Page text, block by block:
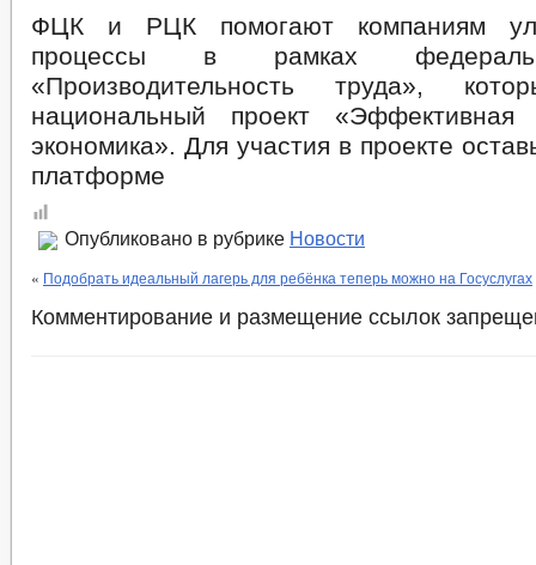
ФЦК и РЦК помогают компаниям
процессы в рамках
«Производительность труда»,
национальный проект «Эффективная
экономика». Для участия в проекте
платформе
Опубликовано в рубрике Новости
« Подобрать идеальный лагерь для ребёнка теперь можно на Госуслугах
Комментирование и размещение ссылок